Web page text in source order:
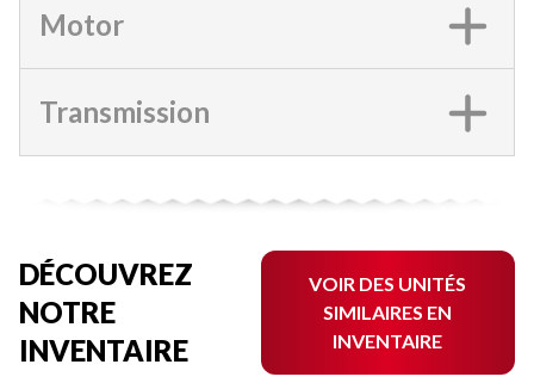
Motor
Transmission
DÉCOUVREZ
NOTRE
INVENTAIRE
VOIR DES UNITÉS
SIMILAIRES EN
INVENTAIRE